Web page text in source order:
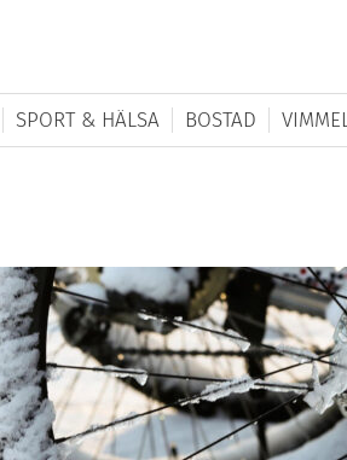
SPORT & HÄLSA BOSTAD